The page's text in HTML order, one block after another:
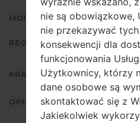
MODEM/CP WERSJA
REGION
KRAJ
OPIS
MTN
nie są obowiązkowe,
nie przekazywać
konsekwencji dla
funkcjonowania
Użytkownicy, którzy
dane osobowe są
skontaktować się z
Jakiekolwiek